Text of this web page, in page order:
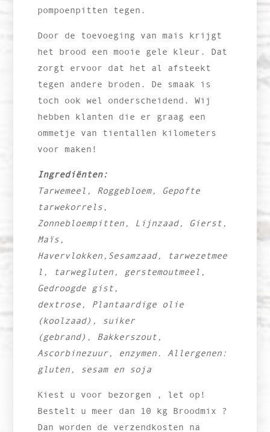
pompoenpitten tegen.
Door de toevoeging van mais krijgt
het brood een mooie gele kleur. Dat
zorgt ervoor dat het al afsteekt
tegen andere broden. De smaak is
toch ook wel onderscheidend. Wij
hebben klanten die er graag een
ommetje van tientallen kilometers
voor maken!
Ingrediënten:
Tarwemeel, Roggebloem, Gepofte
tarwekorrels,
Zonnebloempitten, Lijnzaad, Gierst,
Maïs,
Havervlokken, Sesamzaad,
tarwezetmee
l,
tarwegluten, gerstemoutmeel,
Gedroogde gist,
dextrose, Plantaardige olie
(koolzaad),
suiker
(gebrand), Bakkerszout,
Ascorbinezuur,
enzymen. Allergenen:
gluten, sesam en soja
Kiest u voor bezorgen , let op!
Bestelt u meer dan 10 kg Broodmix ?
Dan worden de verzendkosten na